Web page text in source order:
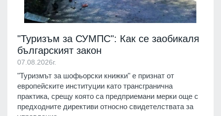
"Туризъм за СУМПС": Как се заобикаля
българският закон
07.08.2026г.
"Туризмът за шофьорски книжки" е признат от
европейските институции като трансгранична
практика, срещу която са предприемани мерки още с
предходните директиви относно свидетелствата за